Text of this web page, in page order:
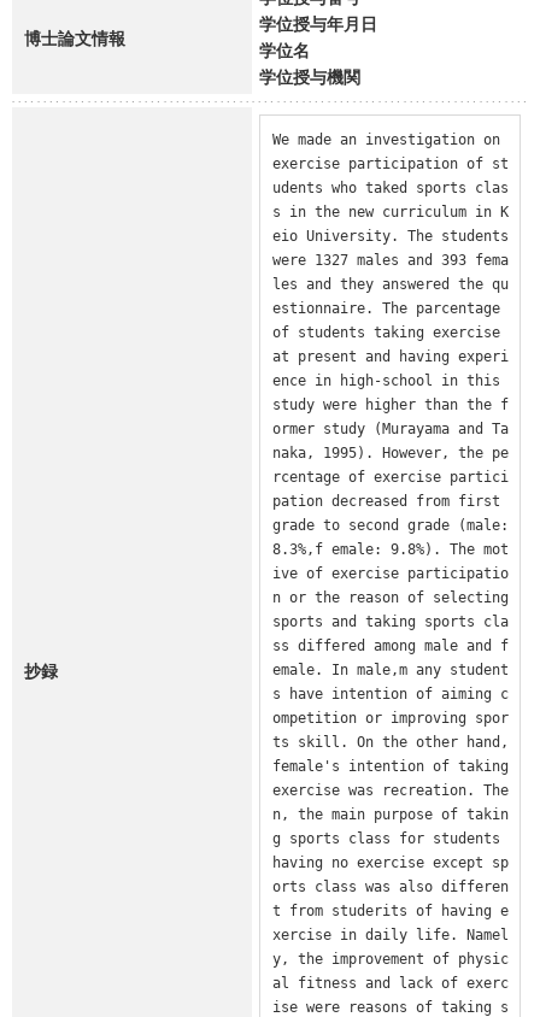
博士論文情報
学位授与年月日
学位名
学位授与機関
抄録
We made an investigation on
exercise participation of st
udents who taked sports clas
s in the new curriculum in K
eio University. The students
were 1327 males and 393 fema
les and they answered the qu
estionnaire. The parcentage
of students taking exercise
at present and having experi
ence in high-school in this
study were higher than the f
ormer study (Murayama and Ta
naka, 1995). However, the pe
rcentage of exercise partici
pation decreased from first
grade to second grade (male:
8.3%,f emale: 9.8%). The mot
ive of exercise participatio
n or the reason of selecting
sports and taking sports cla
ss differed among male and f
emale. In male,m any student
s have intention of aiming c
ompetition or improving spor
ts skill. On the other hand,
female's intention of taking
exercise was recreation. The
n, the main purpose of takin
g sports class for students
having no exercise except sp
orts class was also differen
t from studerits of having e
xercise in daily life. Namel
y, the improvement of physic
al fitness and lack of exerc
ise were reasons of taking s